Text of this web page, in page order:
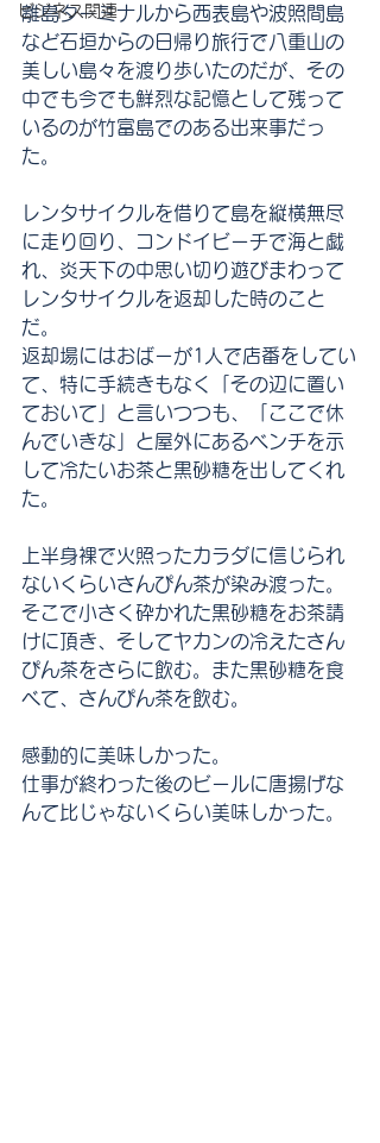
ビジネス関連
離島ターミナルから西表島や波照間島
など石垣からの日帰り旅行で八重山の
美しい島々を渡り歩いたのだが、その
中でも今でも鮮烈な記憶として残って
いるのが竹富島でのある出来事だっ
た。
レンタサイクルを借りて島を縦横無尽
に走り回り、コンドイビーチで海と戯
れ、炎天下の中思い切り遊びまわって
レンタサイクルを返却した時のこと
だ。
返却場にはおばーが1人で店番をしてい
て、特に手続きもなく「その辺に置い
ておいて」と言いつつも、「ここで休
んでいきな」と屋外にあるベンチを示
して冷たいお茶と黒砂糖を出してくれ
た。
上半身裸で火照ったカラダに信じられ
ないくらいさんぴん茶が染み渡った。
そこで小さく砕かれた黒砂糖をお茶請
けに頂き、そしてヤカンの冷えたさん
ぴん茶をさらに飲む。また黒砂糖を食
べて、さんぴん茶を飲む。
感動的に美味しかった。
仕事が終わった後のビールに唐揚げな
んて比じゃないくらい美味しかった。